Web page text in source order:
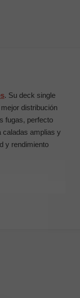
. Su deck single
distribución
fugas, perfecto
caladas amplias y
y rendimiento